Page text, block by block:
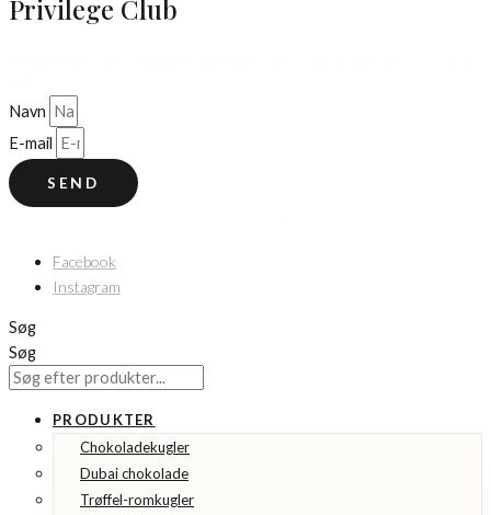
Privilege Club
Navn
E-mail
SEND
Facebook
Instagram
Søg
Søg
PRODUKTER
Chokoladekugler
Dubai chokolade
Trøffel-romkugler